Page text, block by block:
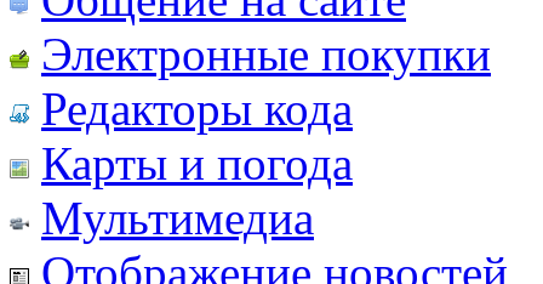
Электронные покупки
Редакторы кода
Карты и погода
Мультимедиа
Отображение новостей